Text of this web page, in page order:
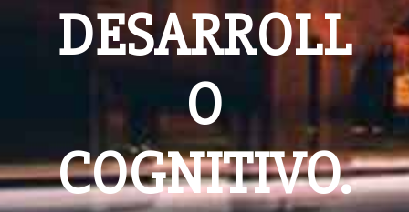
DESARROLL
O
COGNITIVO.